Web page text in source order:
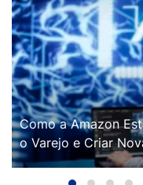
Como a Amazon
o Varejo e Criar